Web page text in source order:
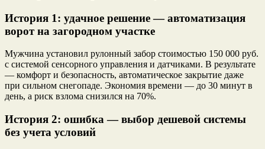
История 1: удачное решение — автоматизация
ворот на загородном участке
Мужчина установил рулонный забор стоимостью 150 000 руб.
с системой сенсорного управления и датчиками. В результате
— комфорт и безопасность, автоматическое закрытие даже
при сильном снегопаде. Экономия времени — до 30 минут в
день, а риск взлома снизился на 70%.
История 2: ошибка — выбор дешевой системы
без учета условий